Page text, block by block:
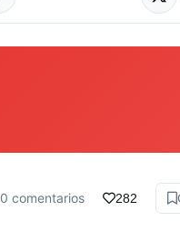
0 comentarios 282